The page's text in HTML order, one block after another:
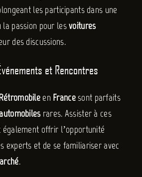
les participants dans une
la passion pour lesvoitures
des discussions.
et Rencontres
en Francesont parfaits
rares. Assister à ces
offrir l’opportunité
experts et de se familiariser avec
.